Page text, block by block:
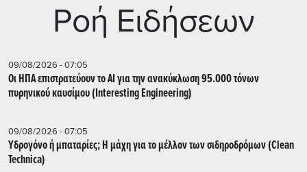
Ρoή Ειδήσεων
09/08/2026 - 07:05
Οι ΗΠΑ επιστρατεύουν το AI για την ανακύκλωση 95.000 τόνων
πυρηνικού καυσίμου (Interesting Engineering)
09/08/2026 - 07:05
Υδρογόνο ή μπαταρίες; Η μάχη για το μέλλον των σιδηροδρόμων (Clean
Technica)